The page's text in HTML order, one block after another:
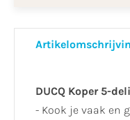
DUCQ Koper 5-
- Kook je vaak en